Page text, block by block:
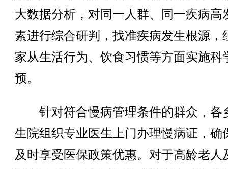
大数据分析，对同一人群、同一疾病高
素进行综合研判，找准疾病发生根源，
家从生活行为、饮食习惯等方面实施科
预。
针对符合慢病管理条件的群众，各
生院组织专业医生上门办理慢病证，确
及时享受医保政策优惠。对于高龄老人